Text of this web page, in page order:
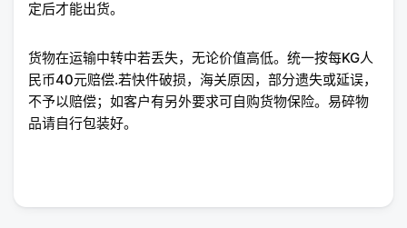
定后才能出货。
货物在运输中转中若丢失，无论价值高低。统一按每KG人
民币40元赔偿.若快件破损，海关原因，部分遗失或延误，
不予以赔偿；如客户有另外要求可自购货物保险。易碎物
品请自行包装好。